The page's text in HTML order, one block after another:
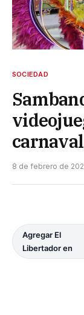
SOCIEDAD
carnaval
8 de febrero de
Agregar El
Libertador en